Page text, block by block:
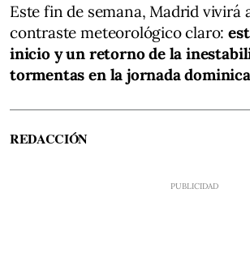
Este fin de semana, Madrid vivirá
contraste meteorológico claro:
inicio y un retorno de la
tormentas en la jornada
REDACCIÓN